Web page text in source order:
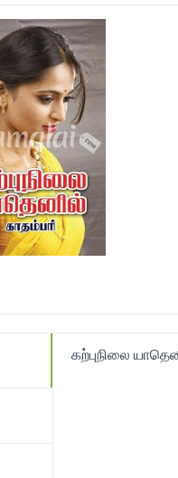
கற்புநிலை